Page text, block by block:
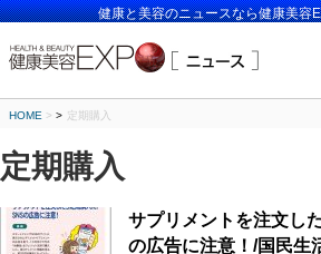
健康と美容のニュースなら健康美容
HOME > 定期購入
定期購入
サプリメントを注文し
の広告に注意！/国民生